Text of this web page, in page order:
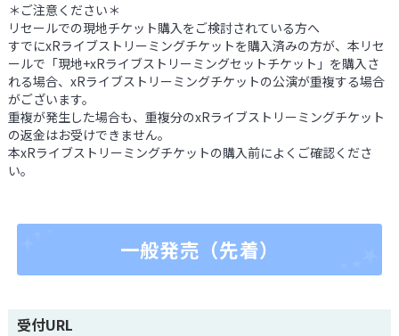
＊ご注意ください＊
リセールでの現地チケット購入をご検討されている方へ
すでにxRライブストリーミングチケットを購入済みの方が、本リセ
ールで「現地+xRライブストリーミングセットチケット」を購入さ
れる場合、xRライブストリーミングチケットの公演が重複する場合
がございます。
重複が発生した場合も、重複分のxRライブストリーミングチケット
の返金はお受けできません。
本xRライブストリーミングチケットの購入前によくご確認くださ
い。
一般発売（先着）
受付URL